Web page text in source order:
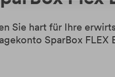
Sie hart für Ihre
SparBox FLEX